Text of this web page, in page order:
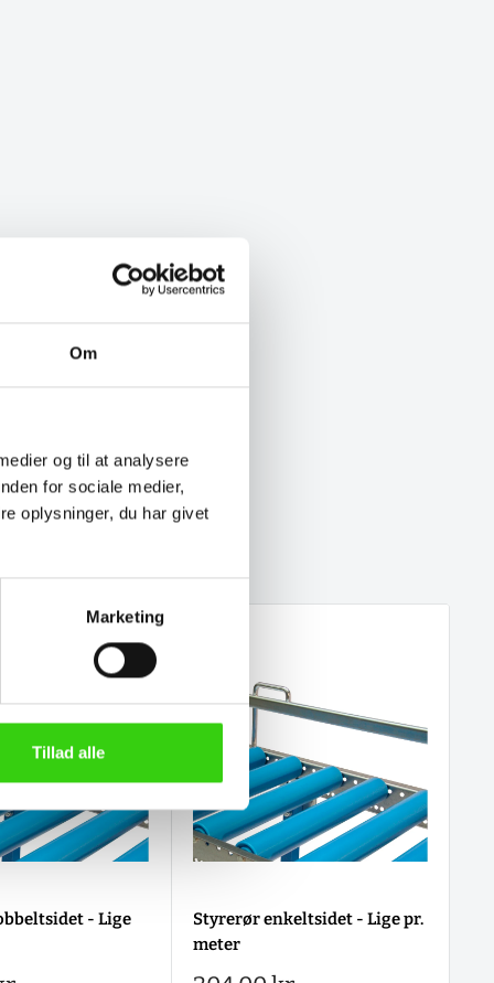
Om
og til at analysere
for sociale medier,
oplysninger, du har givet
Marketing
Tillad alle
- Lige
Styrerør enkeltsidet - Lige pr.
meter